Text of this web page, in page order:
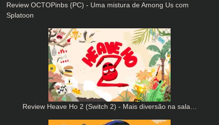
Review OCTOPinbs (PC) - Uma mistura de Among Us com
Splatoon
Review Heave Ho 2 (Switch 2) - Mais diversão na sala…